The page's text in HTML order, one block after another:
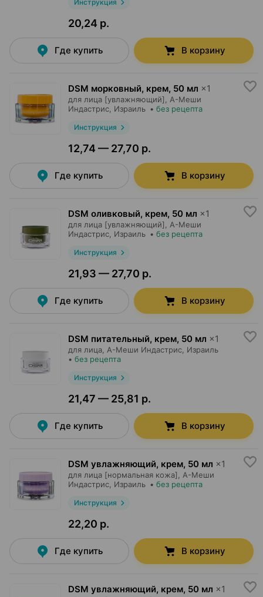
Инструкция
20,24 р.
Где купить В корзину
DSM морковный, крем, 50 мл ×1
для лица [увлажняющий],
А-Меши
Индастрис , Израиль • без рецепта
Инструкция
12,74 — 27,70 р.
Где купить В корзину
DSM оливковый, крем, 50 мл ×1
для лица [увлажняющий],
А-Меши
Индастрис , Израиль • без рецепта
Инструкция
21,93 — 27,70 р.
Где купить В корзину
DSM питательный, крем, 50 мл ×1
для лица, А-Меши Индастрис , Израиль
• без рецепта
Инструкция
21,47 — 25,81 р.
Где купить В корзину
DSM увлажняющий, крем, 50 мл ×1
для лица [нормальная кожа],
А-Меши
Индастрис , Израиль • без рецепта
Инструкция
22,20 р.
Где купить В корзину
DSM увлажняющий, крем, 50 мл ×1